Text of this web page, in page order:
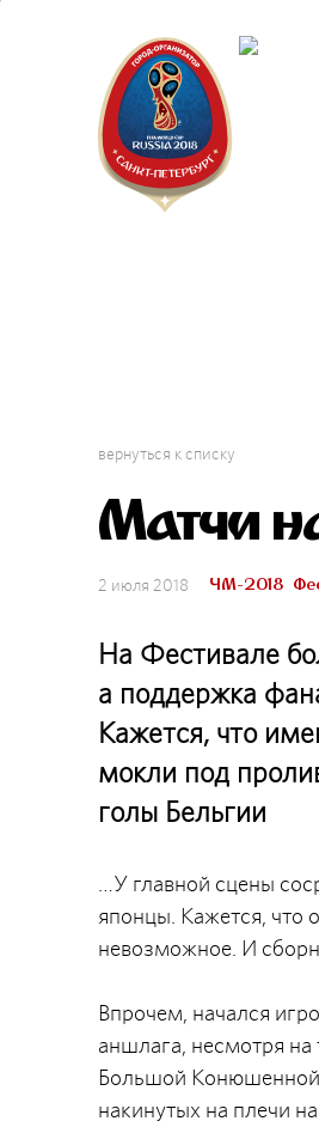
вернуться к списку
Матчи
2 июля 2018 ЧМ-2018
На Фестивале
а поддержка
Кажется, что
мокли под
голы Бельгии
…У главной сцены
японцы. Кажется, что
невозможное. И
Впрочем, начался
аншлага, несмотря
Большой Конюшенной
накинутых на плечи